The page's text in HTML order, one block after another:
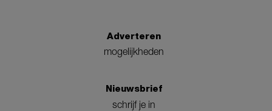
Adverteren
mogelijkheden
Nieuwsbrief
schrijf je in